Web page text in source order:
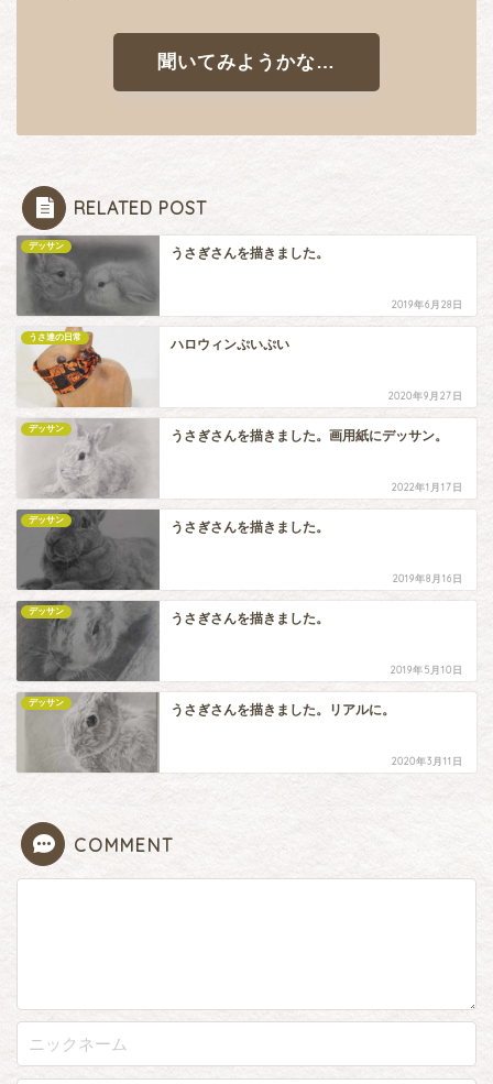
聞いてみようかな…
RELATED POST
デッサン うさぎさんを描きました。
2019年6月28日
うさ達の日常 ハロウィンぷいぷい
2020年9月27日
デッサン うさぎさんを描きました。画用紙にデッサン。
2022年1月17日
デッサン うさぎさんを描きました。
2019年8月16日
デッサン うさぎさんを描きました。
2019年5月10日
デッサン うさぎさんを描きました。リアルに。
2020年3月11日
COMMENT